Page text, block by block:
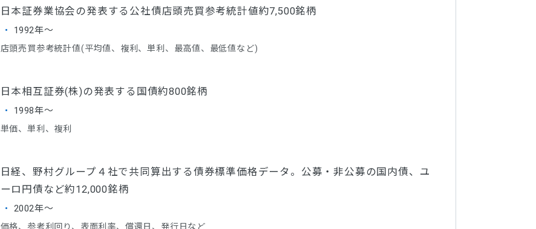
日本証券業協会の発表する公社債店頭売買参考統計値約7,500銘柄
1992年～
店頭売買参考統計値(平均値、複利、単利、最高値、最低値など)
日本相互証券(株)の発表する国債約800銘柄
1998年～
単価、単利、複利
日経、野村グループ４社で共同算出する債券標準価格データ。公募・非公募の国内債、ユ
ーロ円債など約12,000銘柄
2002年～
価格、参考利回り、表面利率、償還日、発行日など